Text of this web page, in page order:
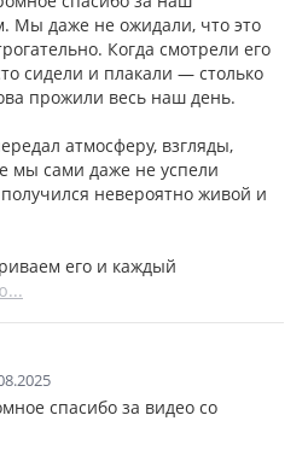
Мы даже не ожидали, что это
Когда смотрели его
сидели и плакали — столько
прожили весь наш день.
атмосферу, взгляды,
мы сами даже не успели
невероятно живой и
его и каждый
спасибо за видео со